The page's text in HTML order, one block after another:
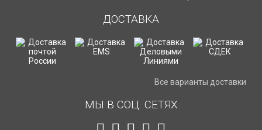
ДОСТАВКА
Все варианты доставки
МЫ В СОЦ. СЕТЯХ